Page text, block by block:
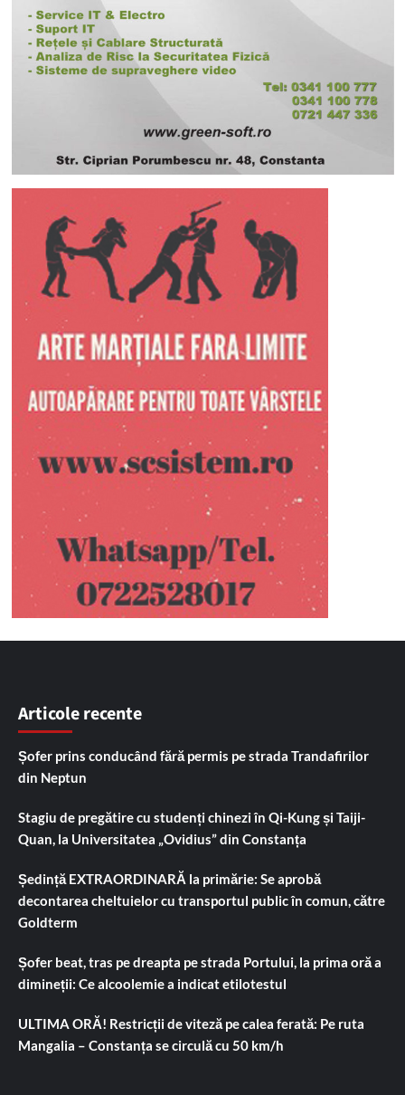
Articole recente
Șofer prins conducând fără permis pe strada Trandafirilor
din Neptun
Stagiu de pregătire cu studenți chinezi în Qi-Kung și Taiji-
Quan, la Universitatea „Ovidius” din Constanța
Ședință EXTRAORDINARĂ la primărie: Se aprobă
decontarea cheltuielor cu transportul public în comun, către
Goldterm
Șofer beat, tras pe dreapta pe strada Portului, la prima oră a
dimineții: Ce alcoolemie a indicat etilotestul
ULTIMA ORĂ! Restricții de viteză pe calea ferată: Pe ruta
Mangalia – Constanța se circulă cu 50 km/h